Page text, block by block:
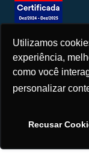
Utilizamos
experiência,
como você
personalizar
Recusar
Este site usa cookies
continuar a usar este
Privacidade